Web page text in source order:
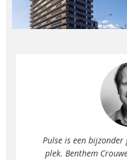
Pulse is een
plek. Benthem